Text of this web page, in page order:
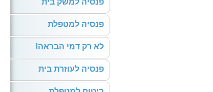
פנסיה למשק בית
פנסיה למטפלת
לא רק דמי הבראה!
פנסיה לעוזרת בית